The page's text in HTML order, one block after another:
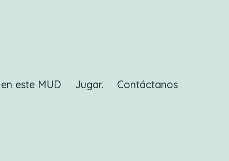
este MUD Jugar. Contáctanos